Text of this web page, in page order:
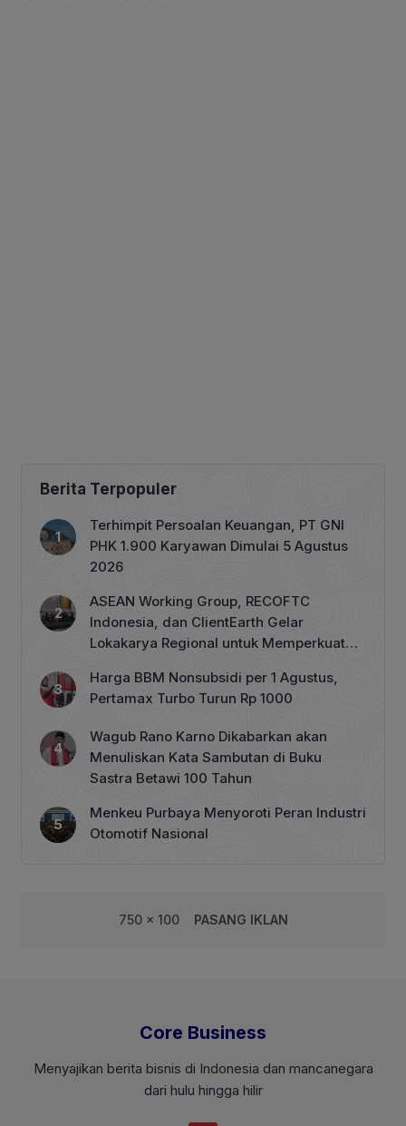
Berita Terpopuler
Terhimpit Persoalan Keuangan, PT GNI
PHK 1.900 Karyawan Dimulai 5 Agustus
2026
ASEAN Working Group, RECOFTC
Indonesia, dan ClientEarth Gelar
Lokakarya Regional untuk Memperkuat
Harga BBM Nonsubsidi per 1 Agustus,
Pertamax Turbo Turun Rp 1000
Wagub Rano Karno Dikabarkan akan
Menuliskan Kata Sambutan di Buku
Sastra Betawi 100 Tahun
Menkeu Purbaya Menyoroti Peran Industri
Otomotif Nasional
750 x 100 PASANG IKLAN
Core Business
Menyajikan berita bisnis di Indonesia dan mancanegara
dari hulu hingga hilir